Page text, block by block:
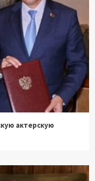
актерскую